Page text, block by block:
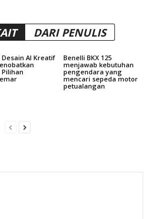
DARI PENULIS
Desain AI Kreatif
Benelli BKX 125
menjawab kebutuhan
pengendara yang
mencari sepeda motor
petualangan